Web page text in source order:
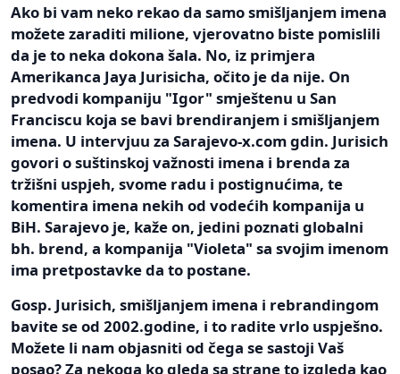
Ako bi vam neko rekao da samo smišljanjem imena
možete zaraditi milione, vjerovatno biste pomislili
da je to neka dokona šala. No, iz primjera
Amerikanca Jaya Jurisicha, očito je da nije. On
predvodi kompaniju "Igor" smještenu u San
Franciscu koja se bavi brendiranjem i smišljanjem
imena. U intervjuu za Sarajevo-x.com gdin. Jurisich
govori o suštinskoj važnosti imena i brenda za
tržišni uspjeh, svome radu i postignućima, te
komentira imena nekih od vodećih kompanija u
BiH. Sarajevo je, kaže on, jedini poznati globalni
bh. brend, a kompanija "Violeta" sa svojim imenom
ima pretpostavke da to postane.
Gosp. Jurisich, smišljanjem imena i rebrandingom
bavite se od 2002.godine, i to radite vrlo uspješno.
Možete li nam objasniti od čega se sastoji Vaš
posao? Za nekoga ko gleda sa strane to izgleda kao